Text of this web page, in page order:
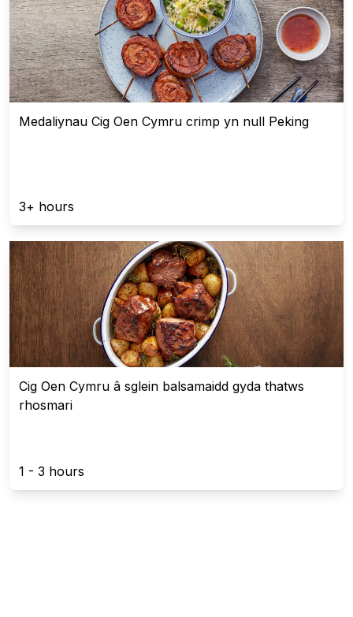
Medaliynau Cig Oen Cymru crimp yn null Peking
3+ hours
Cig Oen Cymru â sglein balsamaidd gyda thatws
rhosmari
1 - 3 hours